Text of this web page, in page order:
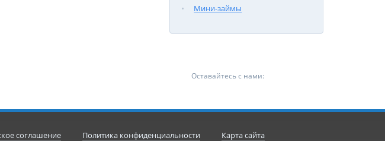
Мини-займы
Оставайтесь с нами:
соглашение Политика конфиденциальности Карта сайта